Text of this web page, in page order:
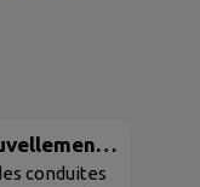
rue
conduites